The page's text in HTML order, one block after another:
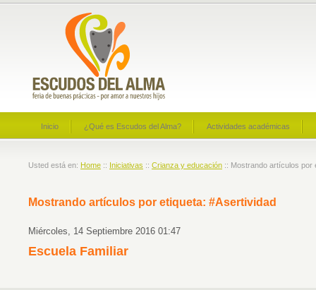
Inicio ¿Qué es Escudos del Alma? Actividades académicas
Usted está en: Home :: Iniciativas :: Crianza y educación :: Mostrando artículos por
Mostrando artículos por etiqueta: #Asertividad
Miércoles, 14 Septiembre 2016 01:47
Escuela Familiar